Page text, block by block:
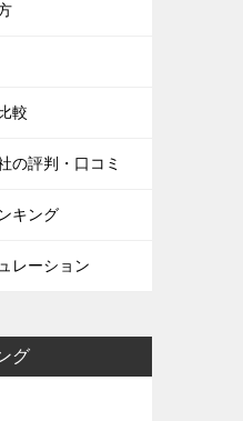
較
の評判・口コミ
キング
レーション
グ